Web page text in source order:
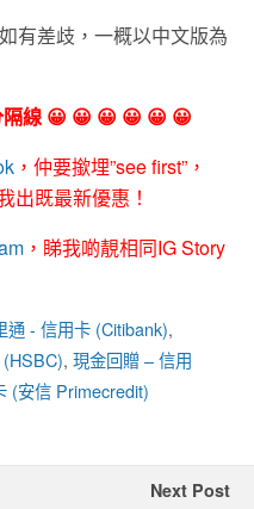
有差歧，一概以中文版為
線 😀 😀 😀 😀 😀 😀
，仲要撳埋”see first”，
出既最新優惠！
，睇我啲靚相同IG Story
通 - 信用卡 (Citibank),
, 現金回贈 – 信用
(安信 Primecredit)
Next Post